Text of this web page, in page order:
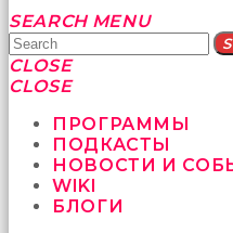
Yatağa
bile
geçmeye
fırsat
sikici
kocalar
güzel
karıları
SEARCH MENU
CLOSE
CLOSE
ПРОГРАММЫ
ПОДКАСТЫ
НОВОСТИ И
WIKI
БЛОГИ